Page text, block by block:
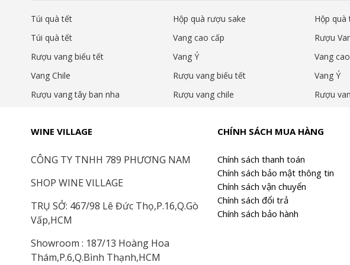
Giấy phép sản xuất:
SC11435052401198
Hạn sử dụng:
54.000 ngày (theo quy định lưu trữ lâu dài của trà
Bảo quản:Nơi khô ráo, thoáng mát
✔ Phù hợp dùng:
sau bữa ăn, trà sáng, tiệc trà chiều, tụ tập,
Túi quà tết Hộp quà rượu sake Hộp quà
Túi quà tết
Vang cao cấp Rượu
Rượu vang biếu tết
Vang Ý Vang
Vang Chile
Rượu vang biếu tết Vang Ý
Rượu vang tây ban nha
Rượu vang chile Rượu
WINE VILLAGE
CÔNG TY TNHH 789 PHƯƠNG NAM
SHOP WINE VILLAGE
TRỤ SỞ: 467/98 Lê Đức Thọ,P.16,Q.Gò
Vấp,HCM
Showroom : 187/13 Hoàng Hoa
Thám,P.6,Q.Bình Thạnh,HCM
CHÍNH SÁCH MUA HÀNG
Chính sách thanh toán
Chính sách bảo mật thông tin
Chính sách vận chuyển
Chính sách đổi trả
Chính sách bảo hành